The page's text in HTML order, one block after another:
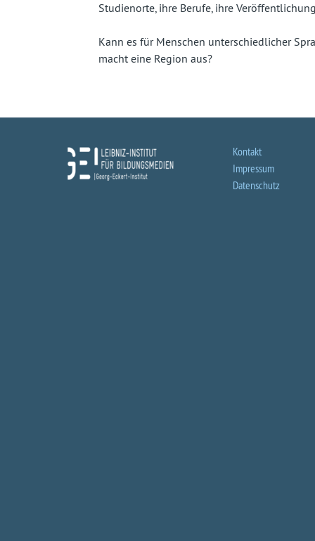
Studienorte, ihre Berufe, ihre
Kann es für Menschen unterschiedlicher
macht eine Region aus?
Kontakt
Impressum
Datenschutz